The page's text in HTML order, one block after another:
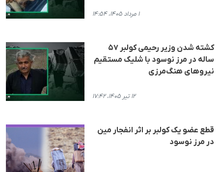
۱ مرداد ۱۴۰۵، ۱۴:۵۴
کشته شدن وزیر رحیمی کولبر ۵۷
ساله در مرز نوسود با شلیک مستقیم
نیروهای هنگ‌مرزی
۱۲ تیر ۱۴۰۵، ۱۷:۴۲
قطع عضو یک کولبر بر اثر انفجار مین
در مرز نوسود